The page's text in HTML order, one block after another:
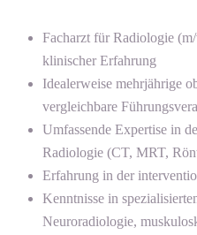
Facharzt für Radiologie
klinischer Erfahrung
Idealerweise mehrjährige
vergleichbare
Umfassende Expertise in
Radiologie (CT, MRT,
Erfahrung in der
Kenntnisse in
Neuroradiologie,